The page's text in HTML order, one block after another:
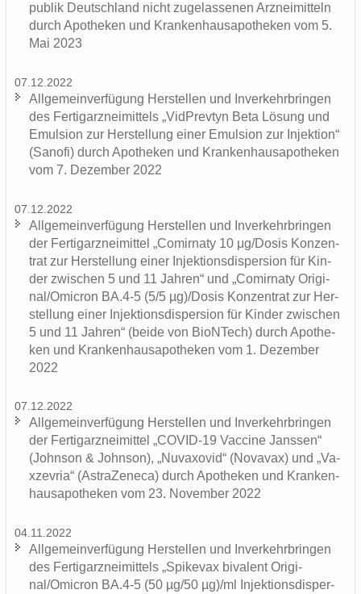
pu­blik Deutsch­land nicht zu­ge­las­se­nen Arz­nei­mit­teln
durch Apo­the­ken und Kran­ken­hau­s­apo­the­ken vom 5.
Mai 2023
07.12.2022
All­ge­mein­ver­fü­gung Her­stel­len und In­ver­kehr­brin­gen
des Fer­tig­arz­nei­mit­tels „Vid­Prev­tyn Beta Lö­sung und
Emul­si­on zur Her­stel­lung einer Emul­si­on zur In­jek­ti­on“
(Sa­no­fi) durch Apo­the­ken und Kran­ken­hau­s­apo­the­ken
vom 7. De­zem­ber 2022
07.12.2022
All­ge­mein­ver­fü­gung Her­stel­len und In­ver­kehr­brin­gen
der Fer­tig­arz­nei­mit­tel „Co­mirna­ty 10 μg/Dosis Kon­zen­
trat zur Her­stel­lung einer In­jek­ti­ons­di­sper­si­on für Kin­
der zwi­schen 5 und 11 Jah­ren“ und „Co­mirna­ty Ori­gi­
nal/Omic­ron BA.4-5 (5/5 µg)/Dosis Kon­zen­trat zur Her­
stel­lung einer In­jek­ti­ons­di­sper­si­on für Kin­der zwi­schen
5 und 11 Jah­ren“ (beide von BioNTech) durch Apo­the­
ken und Kran­ken­hau­s­apo­the­ken vom 1. De­zem­ber
2022
07.12.2022
All­ge­mein­ver­fü­gung Her­stel­len und In­ver­kehr­brin­gen
der Fer­tig­arz­nei­mit­tel „COVID-​19 Va­c­ci­ne Jans­sen“
(John­son & John­son), „Nu­va­xo­vid“ (No­va­vax) und „Va­
x­ze­vria“ (As­tra­Ze­ne­ca) durch Apo­the­ken und Kran­ken­
hau­s­apo­the­ken vom 23. No­vem­ber 2022
04.11.2022
All­ge­mein­ver­fü­gung Her­stel­len und In­ver­kehr­brin­gen
des Fer­tig­arz­nei­mit­tels „Spike­vax bi­va­lent Ori­gi­
nal/Omic­ron BA.4-5 (50 µg/50 µg)/ml In­jek­ti­ons­di­sper­